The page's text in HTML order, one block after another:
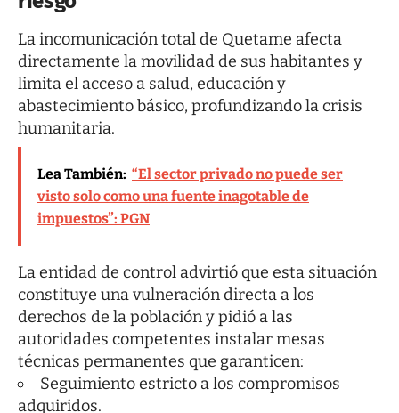
La incomunicación total de Quetame afecta
directamente la movilidad de sus habitantes y
limita el acceso a salud, educación y
abastecimiento básico, profundizando la crisis
humanitaria.
Lea También: “El sector privado no puede ser
visto solo como una fuente inagotable de
impuestos”: PGN
La entidad de control advirtió que esta situación
constituye una vulneración directa a los
derechos de la población y pidió a las
autoridades competentes instalar mesas
técnicas permanentes que garanticen:
Seguimiento estricto a los compromisos
adquiridos.